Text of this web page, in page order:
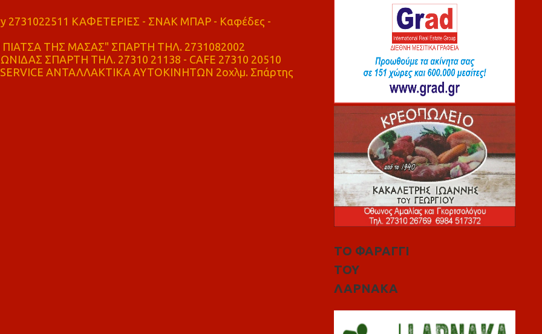
2731022511 ΚΑΦΕΤΕΡΙΕΣ - ΣΝΑΚ ΜΠΑΡ - Καφέδες -
ΤΗΣ ΜΑΣΑΣ" ΣΠΑΡΤΗ ΤΗΛ. 2731082002
ΣΠΑΡΤΗ ΤΗΛ. 27310 21138 - CAFE 27310 20510
ΑΝΤΑΛΛΑΚΤΙΚΑ ΑΥΤΟΚΙΝΗΤΩΝ 2οχλμ. Σπάρτης
ΤΟ ΦΑΡΑΓΓΙ
ΤΟΥ
ΛΑΡΝΑΚΑ